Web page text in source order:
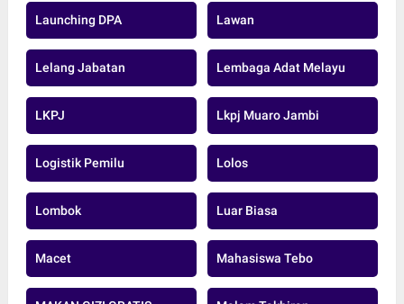
Launching DPA Lawan
Lelang Jabatan Lembaga Adat Melayu
LKPJ Lkpj Muaro Jambi
Logistik Pemilu Lolos
Lombok Luar Biasa
Macet Mahasiswa Tebo